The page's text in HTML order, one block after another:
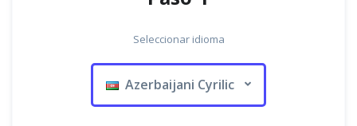
Seleccionar idioma
Azerbaijani Cyrilic